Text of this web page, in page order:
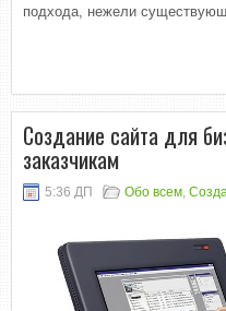
подхода, нежели
Создание сайта для
заказчикам
5:36 ДП Обо всем,